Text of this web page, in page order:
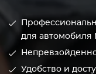
для автомобиля
Удобство и